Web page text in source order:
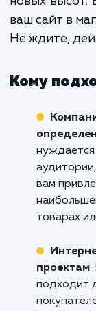
этого
Не
трафик на
может
новых
ваш сайт в